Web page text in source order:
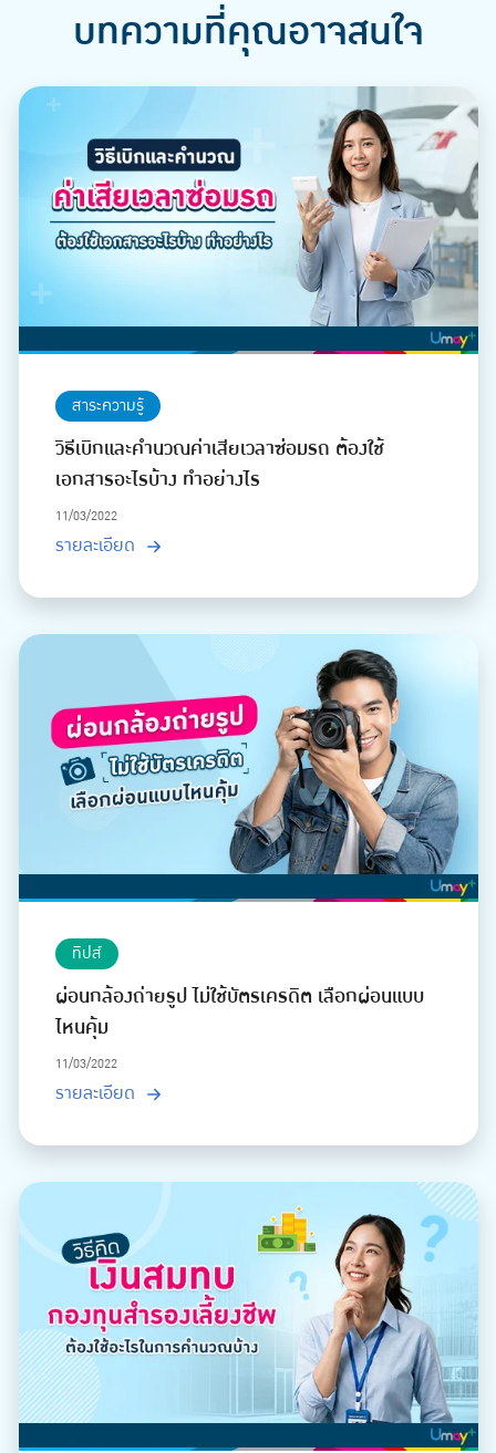
บทความที่คุณอาจสนใจ
สาระความรู้
วิธีเบิกและคำนวณค่าเสียเวลาซ่อมรถ ต้องใช้
เอกสารอะไรบ้าง ทำอย่างไร
11/03/2022
รายละเอียด
ทิปส์
ผ่อนกล้องถ่ายรูป ไม่ใช้บัตรเครดิต เลือกผ่อนแบบ
ไหนคุ้ม
11/03/2022
รายละเอียด